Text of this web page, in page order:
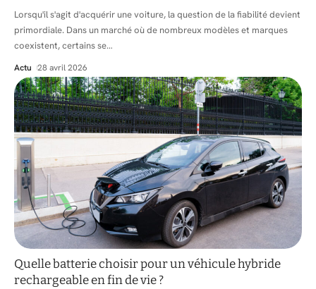
Lorsqu'il s'agit d'acquérir une voiture, la question de la fiabilité devient
primordiale. Dans un marché où de nombreux modèles et marques
coexistent, certains se…
Actu 28 avril 2026
Quelle batterie choisir pour un véhicule hybride
rechargeable en fin de vie ?